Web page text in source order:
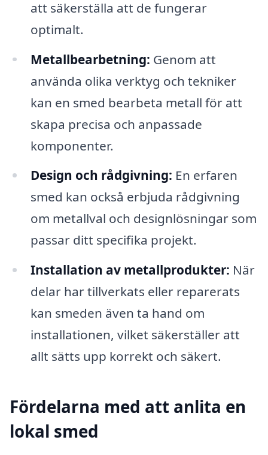
att säkerställa att de fungerar
optimalt.
Metallbearbetning: Genom att
använda olika verktyg och tekniker
kan en smed bearbeta metall för att
skapa precisa och anpassade
komponenter.
Design och rådgivning: En erfaren
smed kan också erbjuda rådgivning
om metallval och designlösningar som
passar ditt specifika projekt.
Installation av metallprodukter: När
delar har tillverkats eller reparerats
kan smeden även ta hand om
installationen, vilket säkerställer att
allt sätts upp korrekt och säkert.
Fördelarna med att anlita en
lokal smed